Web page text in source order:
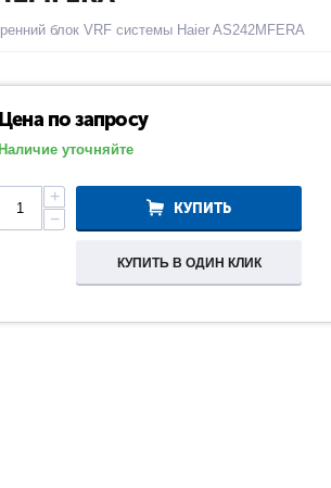
блок VRF системы Haier AS242MFERA
Цена по запросу
Наличие уточняйте
+
−
КУПИТЬ
КУПИТЬ В ОДИН КЛИК